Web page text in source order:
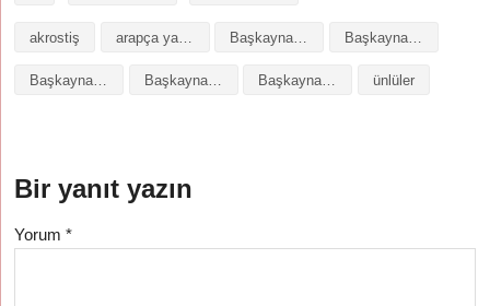
akrostiş arapça yazılışı Başkaynak isminin anlamı
Başkaynak isminin baş harfleriyle şiir Başkaynak isminin kökeni Başkaynak isminin numerolojisi ünlüler
Bir yanıt yazın
Yorum*